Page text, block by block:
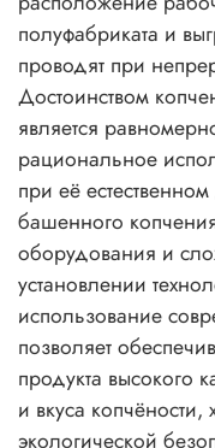
полуфабриката и
проводят при
Достоинством
является
рациональное
при её
башенного
оборудования и
установлении
использование
позволяет
продукта высокого
и вкуса
экологической